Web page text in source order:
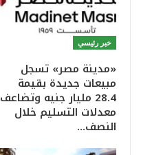
خبر رئيسي
«مدينة مصر» تسجل
مبيعات جديدة بقيمة
28.4 مليار جنيه وتضاعف
معدلات التسليم خلال
النصف…